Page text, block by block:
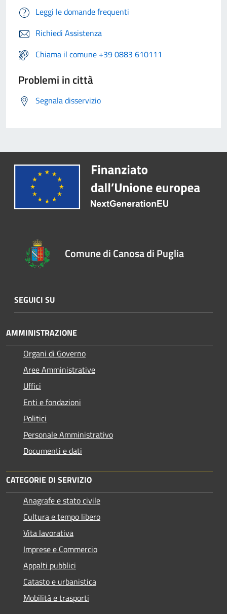
Leggi le domande frequenti
Richiedi Assistenza
Chiama il comune +39 0883 610111
Problemi in città
Segnala disservizio
Comune di Canosa di Puglia
SEGUICI SU
AMMINISTRAZIONE
Organi di Governo
Aree Amministrative
Uffici
Enti e fondazioni
Politici
Personale Amministrativo
Documenti e dati
CATEGORIE DI SERVIZIO
Anagrafe e stato civile
Cultura e tempo libero
Vita lavorativa
Imprese e Commercio
Appalti pubblici
Catasto e urbanistica
Mobilità e trasporti